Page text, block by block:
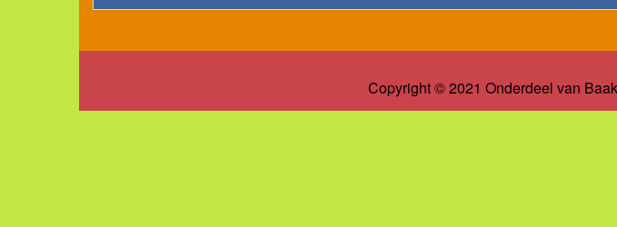
Copyright © 2021 Onderdeel van